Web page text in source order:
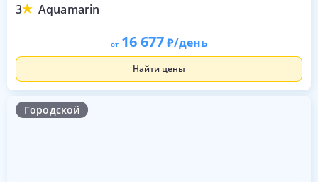
3 Aquamarin
от 16 677 /день
Найти цены
Городской